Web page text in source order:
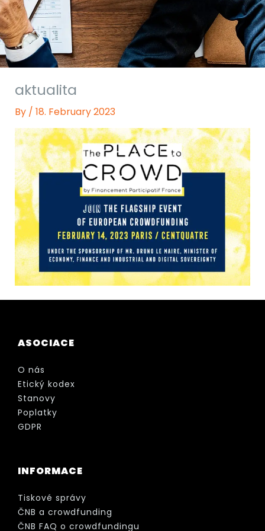
aktualita
By / 18. February 2023
ASOCIACE
O nás
Etický kodex
Stanovy
Poplatky
GDPR
INFORMACE
Tiskové správy
ČNB a crowdfunding
ČNB FAQ o crowdfundingu